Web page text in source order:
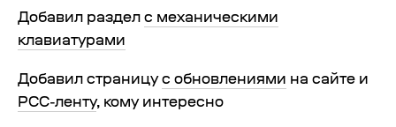
Добавил разделс механическими
клавиатурами
Добавил страницус обновлениями на сайте и
РСС-ленту, кому интересно